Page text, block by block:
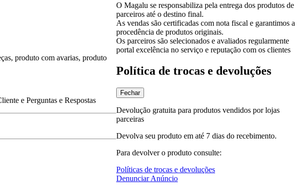
produto com avarias, produto
e Perguntas e Respostas
O Magalu se responsabiliza pela entrega dos produtos de
parceiros até o destino final.
As vendas são certificadas com nota fiscal e garantimos a
procedência de produtos originais.
Os parceiros são selecionados e avaliados regularmente
portal excelência no serviço e reputação com os clientes
Política de trocas e devoluções
Fechar
Devolução gratuita para produtos vendidos por lojas
parceiras
Devolva seu produto em até 7 dias do recebimento.
Para devolver o produto consulte:
Políticas de trocas e devoluções
Denunciar Anúncio